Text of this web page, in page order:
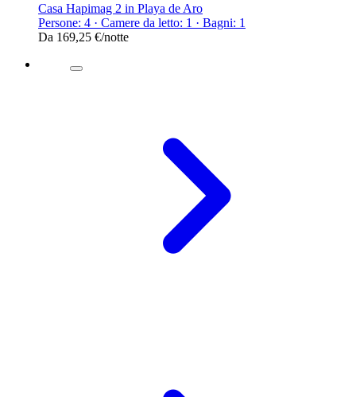
Casa Hapimag 2 in Playa de Aro
Persone: 4 · Camere da letto: 1 · Bagni: 1
Da 169,25 €/notte